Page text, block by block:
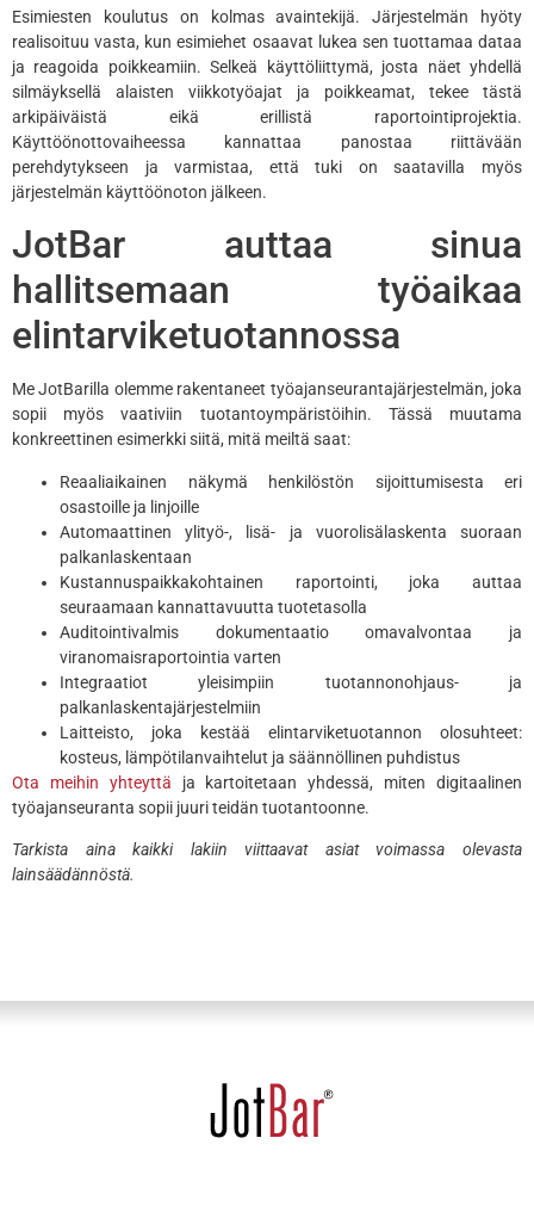
Esimiesten koulutus on kolmas avaintekijä. Järjestelmän hyöty
realisoituu vasta, kun esimiehet osaavat lukea sen tuottamaa dataa
ja reagoida poikkeamiin. Selkeä käyttöliittymä, josta näet yhdellä
silmäyksellä alaisten viikkotyöajat ja poikkeamat, tekee tästä
arkipäiväistä eikä erillistä raportointiprojektia.
Käyttöönottovaiheessa kannattaa panostaa riittävään
perehdytykseen ja varmistaa, että tuki on saatavilla myös
järjestelmän käyttöönoton jälkeen.
JotBar auttaa sinua
hallitsemaan työaikaa
elintarviketuotannossa
Me JotBarilla olemme rakentaneet työajanseurantajärjestelmän, joka
sopii myös vaativiin tuotantoympäristöihin. Tässä muutama
konkreettinen esimerkki siitä, mitä meiltä saat:
Reaaliaikainen näkymä henkilöstön sijoittumisesta eri
osastoille ja linjoille
Automaattinen ylityö-, lisä- ja vuorolisälaskenta suoraan
palkanlaskentaan
Kustannuspaikkakohtainen raportointi, joka auttaa
seuraamaan kannattavuutta tuotetasolla
Auditointivalmis dokumentaatio omavalvontaa ja
viranomaisraportointia varten
Integraatiot yleisimpiin tuotannonohjaus- ja
palkanlaskentajärjestelmiin
Laitteisto, joka kestää elintarviketuotannon olosuhteet:
kosteus, lämpötilanvaihtelut ja säännöllinen puhdistus
Ota meihin yhteyttä ja kartoitetaan yhdessä, miten digitaalinen
työajanseuranta sopii juuri teidän tuotantoonne.
Tarkista aina kaikki lakiin viittaavat asiat voimassa olevasta
lainsäädännöstä.